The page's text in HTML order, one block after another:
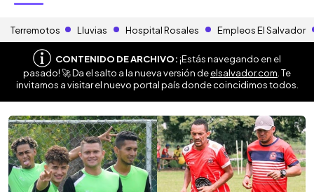
Terremotos Lluvias Hospital Rosales Empleos El Salvador
CONTENIDO DE ARCHIVO:¡Estás navegando en el
pasado! 🚀 Da el salto a la nueva versión deelsalvador.com . Te
invitamos a visitar el nuevo portal país donde coincidimos todos.